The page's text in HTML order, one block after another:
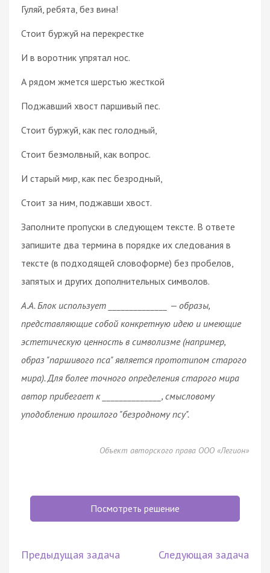
Гуляй, ребята, без вина!
Стоит буржуй на перекрестке
И в воротник упрятал нос.
А рядом жмется шерстью жесткой
Поджавший хвост паршивый пес.
Стоит буржуй, как пес голодный,
Стоит безмолвный, как вопрос.
И старый мир, как пес безродный,
Стоит за ним, поджавши хвост.
Заполните пропуски в следующем тексте. В ответе
запишите два термина в порядке их следования в
тексте (в подходящей словоформе) без пробелов,
запятых и других дополнительных символов.
А.А. Блок использует ______________ — образы,
представляющие собой конкретную идею и имеющие
эстетическую ценность в символизме (например,
образ "паршивого пса" является прототипом старого
мира). Для более точного определения старого мира
автор прибегает к ______________, смысловому
уподоблению прошлого "безродному псу".
Объект авторского права ООО «Легион»
Посмотреть решение
Предыдущая задача Следующая задача